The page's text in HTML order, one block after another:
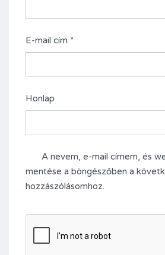
E-mail cím *
Honlap
A nevem, e-mail címem, és
mentése a böngészőben a
hozzászólásomhoz.